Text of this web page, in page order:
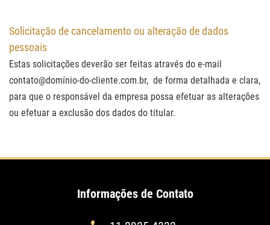
Solicitação de cancelamento ou alteração de dados
pessoais
Estas solicitações deverão ser feitas através do e-mail
contato@domínio-do-cliente.com.br, de forma detalhada e clara,
para que o responsável da empresa possa efetuar as alterações
ou efetuar a exclusão dos dados do titular.
Informações de Contato